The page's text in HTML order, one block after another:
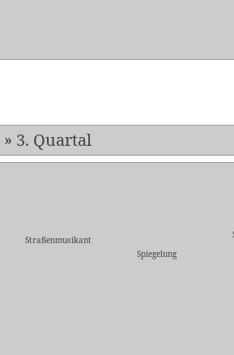
» 3. Quartal
Straßenmusikant
Spiegelung